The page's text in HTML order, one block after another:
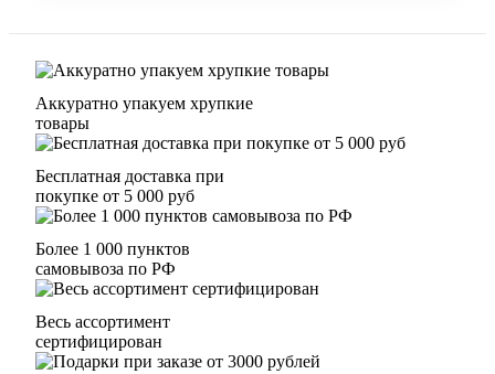
Аккуратно упакуем хрупкие
товары
Бесплатная доставка при
покупке от 5 000 руб
Более 1 000 пунктов
самовывоза по РФ
Весь ассортимент
сертифицирован